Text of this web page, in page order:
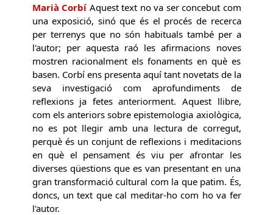
Marià Corbí Aquest text no va ser concebut com
una exposició, sinó que és el procés de recerca
per terrenys que no són habituals també per a
l'autor; per aquesta raó les afirmacions noves
mostren racionalment els fonaments en què es
basen. Corbí ens presenta aquí tant novetats de la
seva investigació com aprofundiments de
reflexions ja fetes anteriorment. Aquest llibre,
com els anteriors sobre epistemologia axiològica,
no es pot llegir amb una lectura de corregut,
perquè és un conjunt de reflexions i meditacions
en què el pensament és viu per afrontar les
diverses qüestions que es van presentant en una
gran transformació cultural com la que patim. És,
doncs, un text que cal meditar-ho com ho va fer
l'autor.